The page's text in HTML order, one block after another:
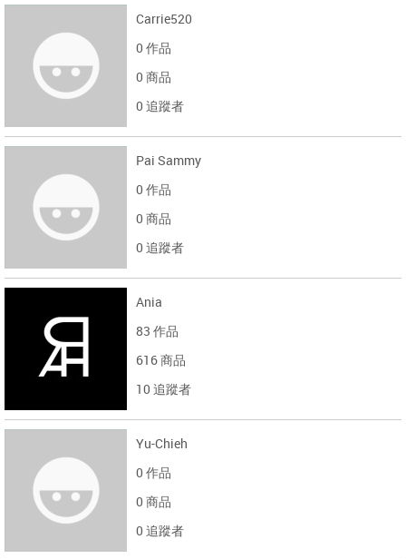
Carrie520
0 作品
0 商品
0 追蹤者
Pai Sammy
0 作品
0 商品
0 追蹤者
Ania
83 作品
616 商品
10 追蹤者
Yu-Chieh
0 作品
0 商品
0 追蹤者